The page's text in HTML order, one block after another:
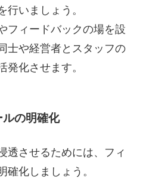
行いましょう。
フィードバックの場を設
士や経営者とスタッフの
発化させます。
ルの明確化
透させるためには、フィ
確化しましょう。